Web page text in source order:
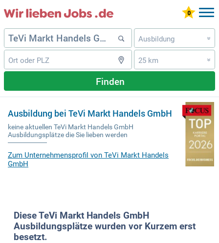
Ausbildung »
25 km »
Finden
Ausbildung bei TeVi Markt Handels GmbH
keine aktuellen TeVi Markt Handels GmbH
Ausbildungsplätze die Sie lieben werden
Zum Unternehmensprofil von TeVi Markt Handels
GmbH
Diese TeVi Markt Handels GmbH
Ausbildungsplätze wurden vor Kurzem erst
besetzt.